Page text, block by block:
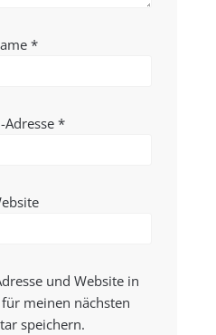
*
Adresse*
und Website in
meinen nächsten
speichern.